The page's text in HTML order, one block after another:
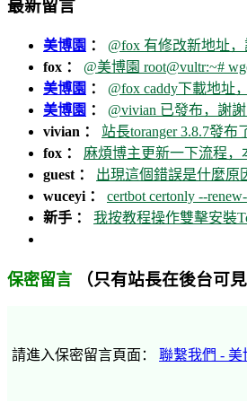
最新留言
美博園 ： @fox 有修改新地址
fox ： @美博園 root@vultr:~#
美博園 ： @fox caddy下載地址
美博園 ： @vivian 已發布，謝
vivian ： 站長toranger 3.8.7發布
fox ： 麻煩博主更新一下流程，
guest ： 出現這個錯誤是什麼原
wuceyi ： certbot certonly --
新手 ： 我按教程操作雙擊安裝
保密留言 （只有站長在後台可見
請進入保密留言頁面： 聯繫我們 - 美